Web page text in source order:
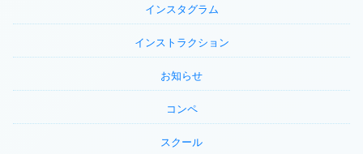
インスタグラム
インストラクション
お知らせ
コンペ
スクール